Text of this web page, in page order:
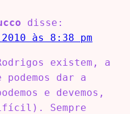
disse:
às 8:38 pm
existem, a
dar a
e devemos,
Sempre